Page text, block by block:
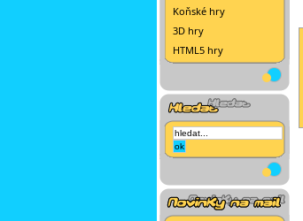
Koňské hry
3D hry
HTML5 hry